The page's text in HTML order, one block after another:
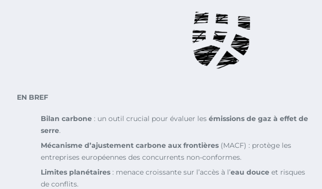
EN BREF
Bilan carbone : un outil crucial pour évaluer les émissions de gaz à effet de
serre.
Mécanisme d’ajustement carbone aux frontières (MACF) : protège les
entreprises européennes des concurrents non-conformes.
Limites planétaires : menace croissante sur l’accès à l’eau douce et risques
de conflits.